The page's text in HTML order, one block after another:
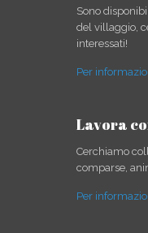
Sono
del villaggio,
interessati!
Per
Lavora
Cerchiamo
comparse,
Per